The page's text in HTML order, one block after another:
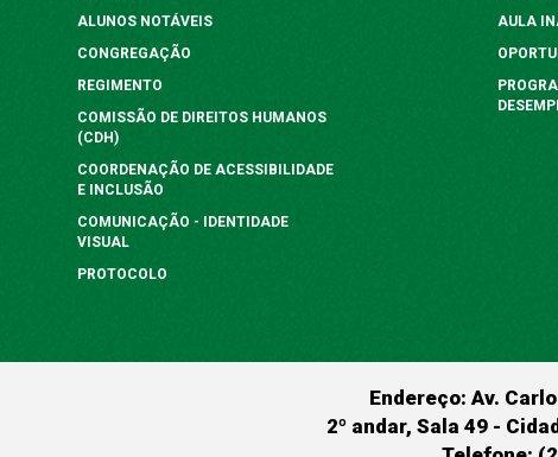
ALUNOS NOTÁVEIS
CONGREGAÇÃO
REGIMENTO
COMISSÃO DE DIREITOS HUMANOS
(CDH)
COORDENAÇÃO DE ACESSIBILIDADE
E INCLUSÃO
COMUNICAÇÃO - IDENTIDADE
VISUAL
PROTOCOLO
AULA
Endereço: Av.
2º andar, Sala 49 -